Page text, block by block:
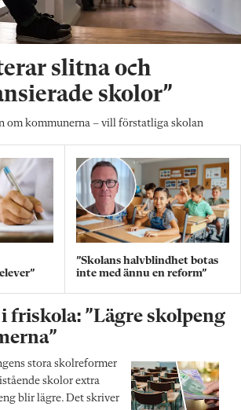
slitna och
skolor”
om kommunerna – vill förstatliga skolan
”Skolans halvblindhet botas
inte med ännu en reform”
friskola: ”Lägre skolpeng
stora skolreformer
skolor extra
blir lägre. Det skriver